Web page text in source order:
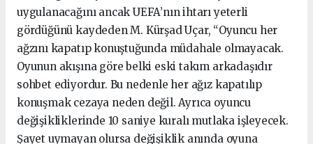
uygulanacağını ancak UEFA’nın ihtarı yeterli
gördüğünü kaydeden M. Kürşad Uçar, “Oyuncu her
ağzını kapatıp konuştuğunda müdahale olmayacak.
Oyunun akışına göre belki eski takım arkadaşıdır
sohbet ediyordur. Bu nedenle her ağız kapatılıp
konuşmak cezaya neden değil. Ayrıca oyuncu
değişikliklerinde 10 saniye kuralı mutlaka işleyecek.
Şayet uymayan olursa değişiklik anında oyuna